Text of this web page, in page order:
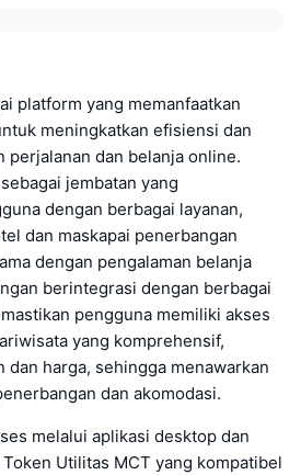
platform yang memanfaatkan
meningkatkan efisiensi dan
perjalanan dan belanja online.
jembatan yang
dengan berbagai layanan,
dan maskapai penerbangan
dengan pengalaman belanja
berintegrasi dengan berbagai
pengguna memiliki akses
yang komprehensif,
harga, sehingga menawarkan
dan akomodasi.
melalui aplikasi desktop dan
Utilitas MCT yang kompatibel